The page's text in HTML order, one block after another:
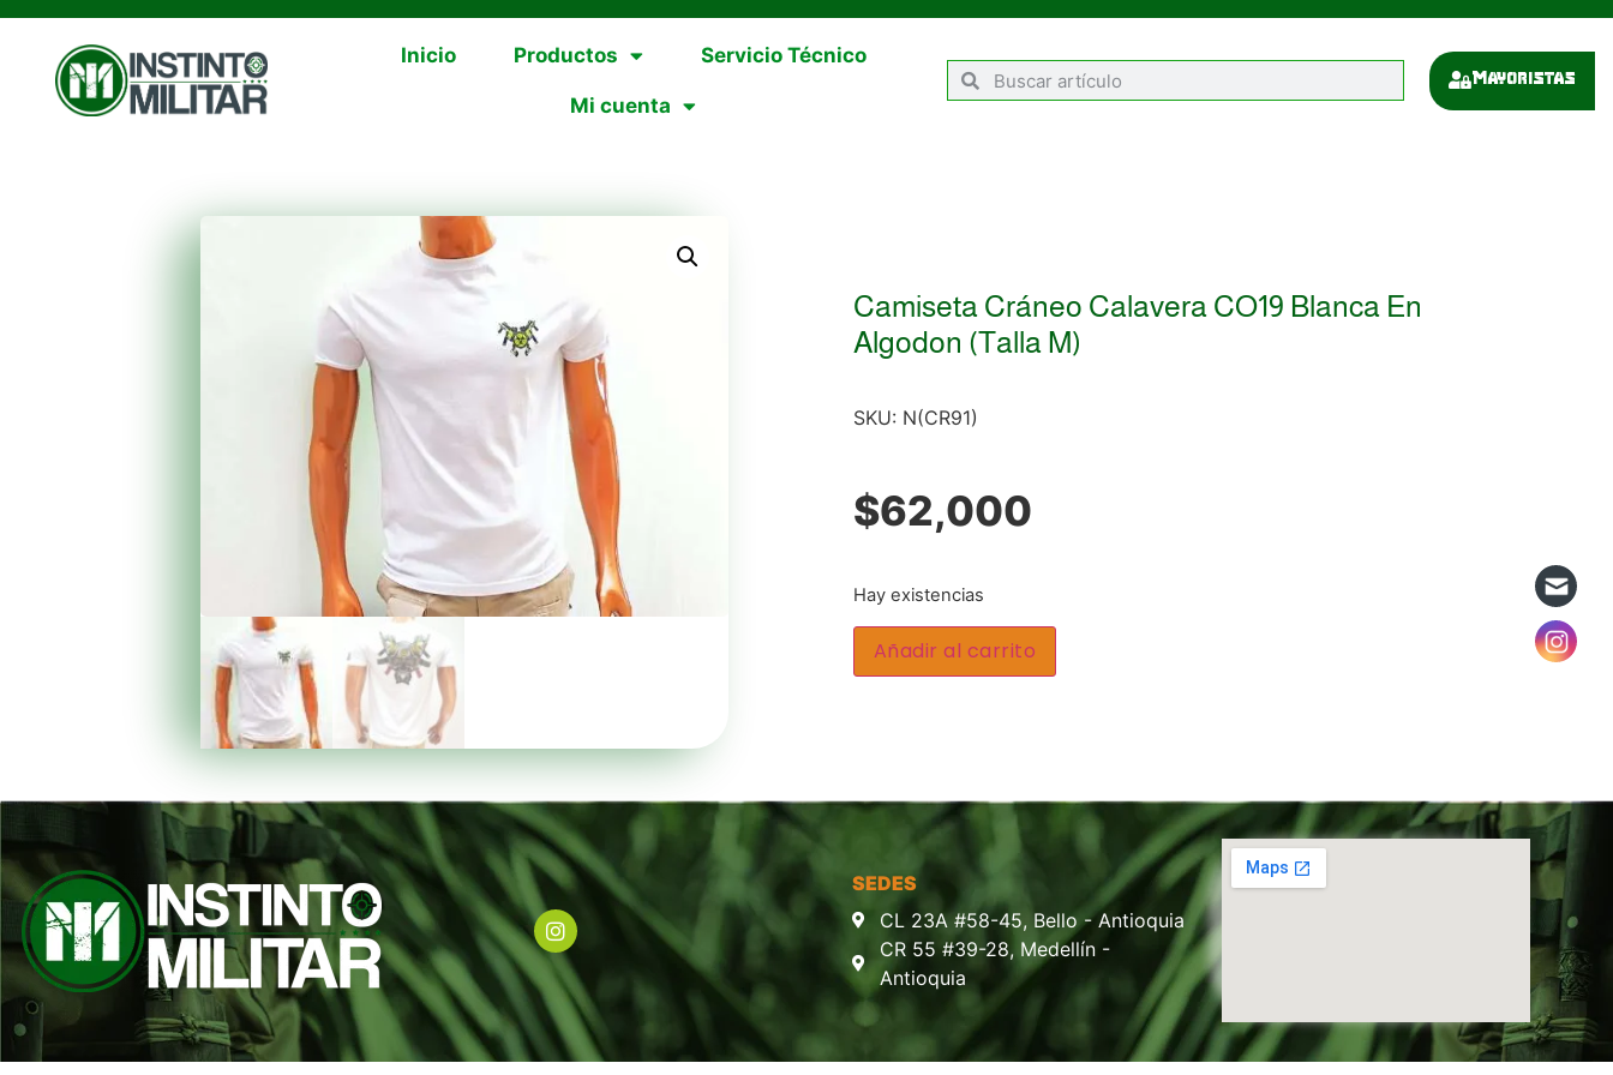
Inicio Productos Servicio Técnico
Mi cuenta
Mayoristas
Camiseta Cráneo Calavera CO19 Blanca En
Algodon (Talla M)
SKU: N(CR91)
$62,000
Hay existencias
Añadir al carrito
SEDES
CL 23A #58-45, Bello - Antioquia
CR 55 #39-28, Medellín -
Antioquia